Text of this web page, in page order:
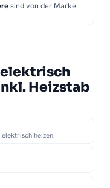
sind von der Marke
Heizstab
heizen.